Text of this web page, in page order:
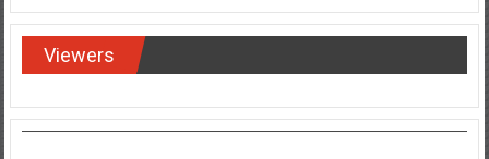
Viewers